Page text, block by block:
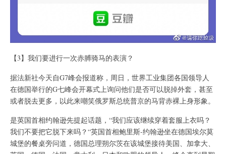
【3】我们要进行一次赤膊骑马的表演？
据法新社今天自G7峰会报道称，周日，世界工业集团各国领导人
在德国举行的G七峰会开幕式上询问他们是否可以脱掉外套，甚至
或者脱去更多，以此来嘲笑俄罗斯总统普京的马背赤裸上身形象。
是英国首相约翰逊先提起话题，“我们应该继续穿着套服上衣吗？
我们不要把它脱下来吗？“英国首相鲍里斯-约翰逊坐在德国埃尔莫
城堡的餐桌旁问道，德国总理朔尔茨在该城堡接待美国、加拿大、